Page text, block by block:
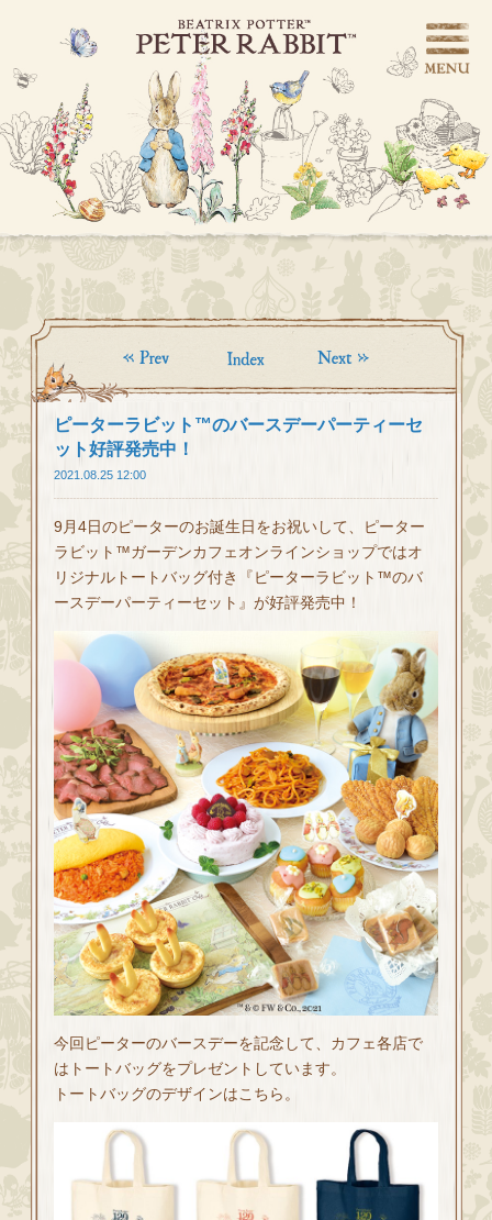
ピーターラビット™のバースデーパーティーセ
ット好評発売中！
2021.08.25 12:00
9月4日のピーターのお誕生日をお祝いして、ピーター
ラビット™ガーデンカフェオンラインショップではオ
リジナルトートバッグ付き『ピーターラビット™のバ
ースデーパーティーセット』が好評発売中！
今回ピーターのバースデーを記念して、カフェ各店で
はトートバッグをプレゼントしています。
トートバッグのデザインはこちら。